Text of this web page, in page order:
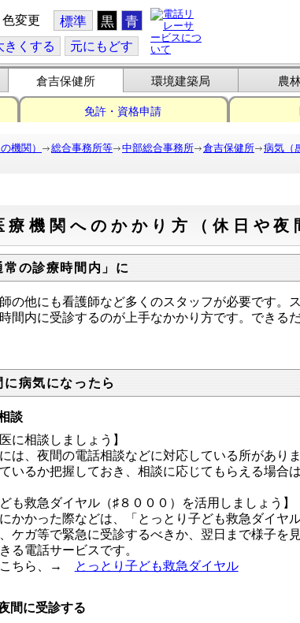
色変更 標準 黒 青
きくする 元にもどす
倉吉保健所 環境建築局 農
免許・資格申請
機関） 総合事務所等 中部総合事務所 倉吉保健所 病気（
療機関へのかかり方（休日や夜
常の診療時間内」に
の他にも看護師など多くのスタッフが必要です。
間内に受診するのが上手なかかり方です。できる
病気になったら
談
に相談しましょう】
は、夜間の電話相談などに対応している所があり
いるか把握しておき、相談に応じてもらえる場合
も救急ダイヤル（♯８０００）を活用しましょう】
かかった際などは、「とっとり子ども救急ダイヤ
ケガ等で緊急に受診するべきか、翌日まで様子を
る電話サービスです。
ちら、→
とっとり子ども救急ダイヤル
間に受診する